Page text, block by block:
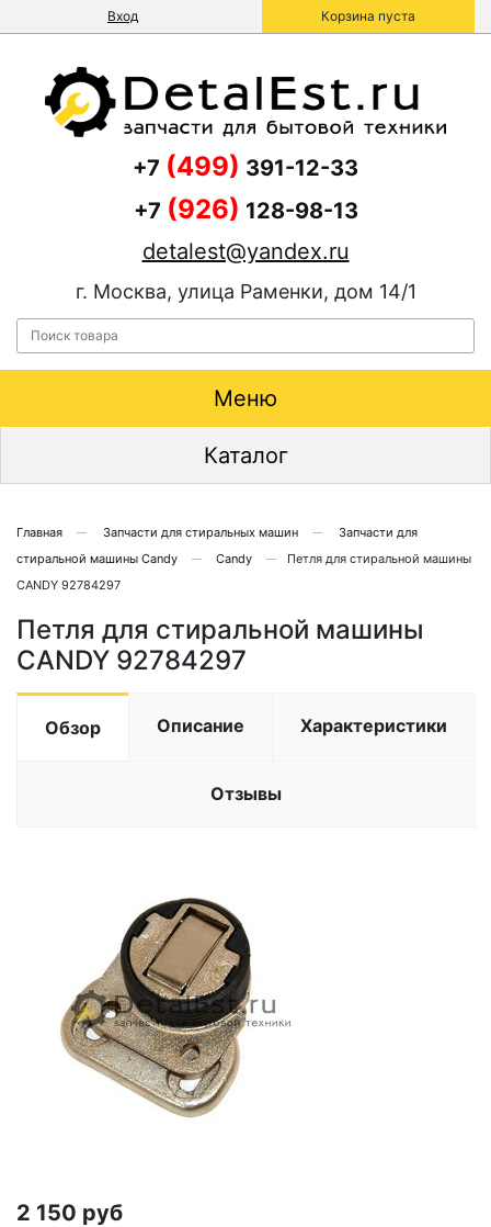
Вход Корзина пуста
+7 (499) 391-12-33
+7 (926) 128-98-13
detalest@yandex.ru
г. Москва, улица Раменки, дом 14/1
Меню
Каталог
Главная Запчасти для стиральных машин
Запчасти для
стиральной машины Candy
Candy
Петля для стиральной машины
CANDY 92784297
Петля для стиральной машины
CANDY 92784297
Обзор Описание Характеристики
Отзывы
2 150 руб